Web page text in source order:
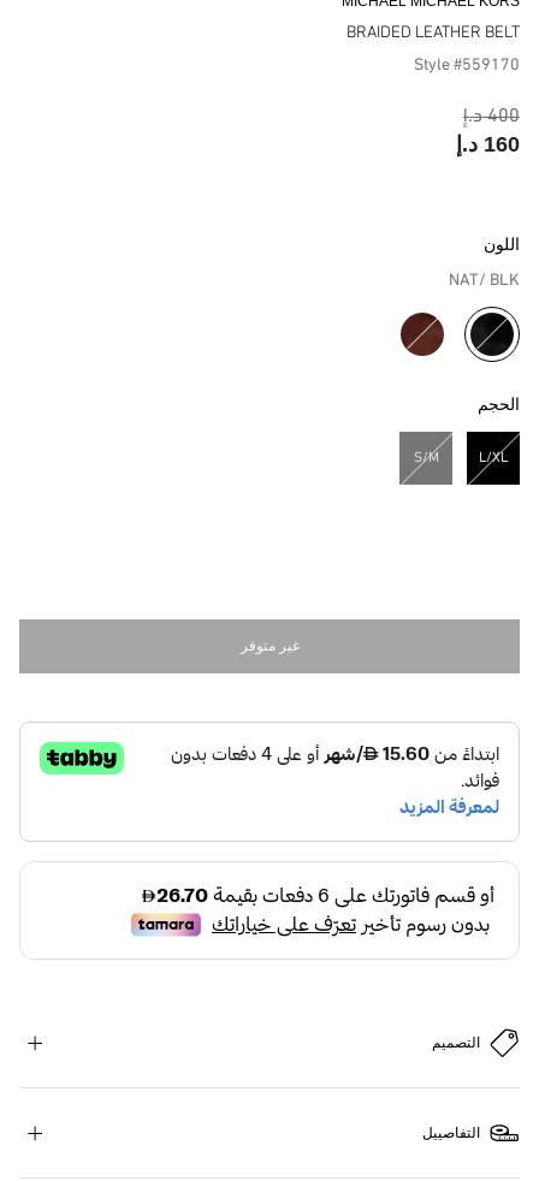
BRAIDED LEATHER BELT
Style #559170
400 د.إ
160 د.إ
اللون
NAT/ BLK
مختار
الحجم
L/XL
مختار
S/M
غير متوفر
التصميم
التفاصييل